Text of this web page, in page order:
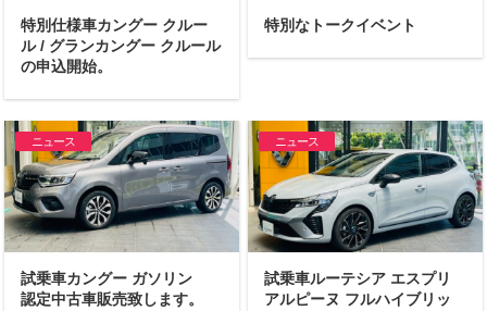
特別仕様車カングー クルー
ル / グランカングー クルール
の申込開始。
特別なトークイベント
ニュース
試乗車カングー ガソリン
認定中古車販売致します。
ニュース
試乗車ルーテシア エスプリ
アルピーヌ フルハイブリッ